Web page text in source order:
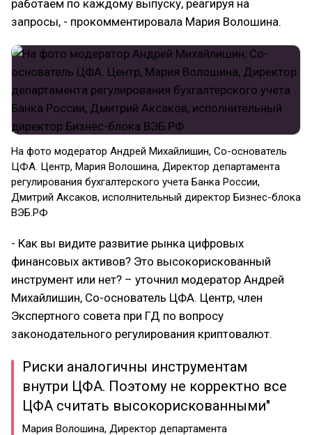
работаем по каждому выпуску, реагируя на
запросы, - прокомментировала Мария Волошина.
На фото модератор Андрей Михайлишин, Со-основатель
ЦФА. Центр, Мария Волошина, Директор департамента
регулирования бухгалтерского учета Банка России,
Дмитрий Аксаков, исполнительный директор Бизнес-блока
ВЭБ.РФ
- Как вы видите развитие рынка цифровых
финансовых активов? Это высокорискованный
инструмент или нет? – уточнил модератор Андрей
Михайлишин, Со-основатель ЦФА. Центр, член
Экспертного совета при ГД по вопросу
законодательного регулирования криптовалют.
Риски аналогичны инструментам
внутри ЦФА. Поэтому не корректно все
ЦФА считать высокорискованными"
Мария Волошина, Директор департамента